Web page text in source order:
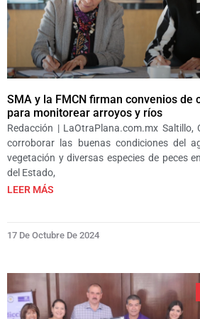
SMA y la FMCN firman convenios de
para monitorear arroyos y ríos
Redacción | LaOtraPlana.com.mx Saltillo,
corroborar las buenas condiciones del
vegetación y diversas especies de peces
del Estado,
LEER MÁS
17 De Octubre De 2024